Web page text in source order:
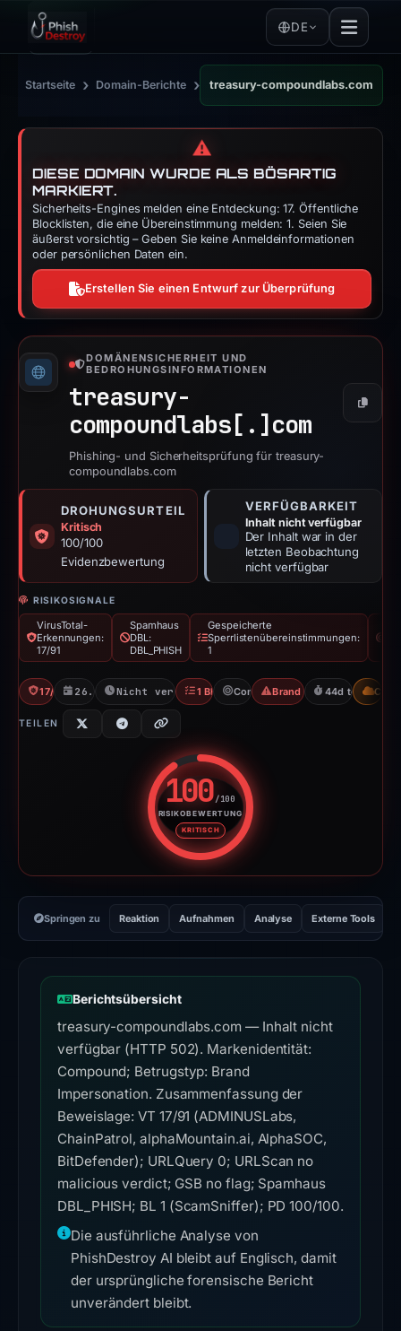
DE
Startseite › Domain-Berichte › treasury-compoundlabs.com
⚠️
DIESE DOMAIN WURDE ALS BÖSARTIG
MARKIERT.
Sicherheits-Engines melden eine Entdeckung: 17. Öffentliche
Blocklisten, die eine Übereinstimmung melden: 1. Seien Sie
äußerst vorsichtig – Geben Sie keine Anmeldeinformationen
oder persönlichen Daten ein.
Erstellen Sie einen Entwurf zur Überprüfung
DOMÄNENSICHERHEIT UND
BEDROHUNGSINFORMATIONEN
treasury-
compoundlabs[.] com
Phishing- und Sicherheitsprüfung für treasury-
compoundlabs.com
DROHUNGSURTEIL
Kritisch
100/100
Evidenzbewertung
VERFÜGBARKEIT
Inhalt nicht verfügbar
Der Inhalt war in der
letzten Beobachtung
nicht verfügbar
RISIKOSIGNALE
VirusTotal-
Erkennungen:
17/91
Spamhaus
DBL:
DBL_PHISH
Gespeicherte
Sperrlistenübereinstimmungen:
1
17/91 VT26.02.2026Nicht verfügbar seit 11.04.2026
1 BlocklistCompoundBrand Impersonation
44d to CDN
TEILEN
100/100
RISIKOBEWERTUNG
KRITISCH
Risikobewertung: 100 von
Springen zu Reaktion Aufnahmen Analyse Externe Tools
Berichtsübersicht
treasury-compoundlabs.com — Inhalt nicht
verfügbar (HTTP 502). Markenidentität:
Compound; Betrugstyp: Brand
Impersonation. Zusammenfassung der
Beweislage: VT 17/91 (ADMINUSLabs,
ChainPatrol, alphaMountain.ai, AlphaSOC,
BitDefender); URLQuery 0; URLScan no
malicious verdict; GSB no flag; Spamhaus
DBL_PHISH; BL 1 (ScamSniffer); PD 100/100.
Die ausführliche Analyse von
PhishDestroy AI bleibt auf Englisch, damit
der ursprüngliche forensische Bericht
unverändert bleibt.